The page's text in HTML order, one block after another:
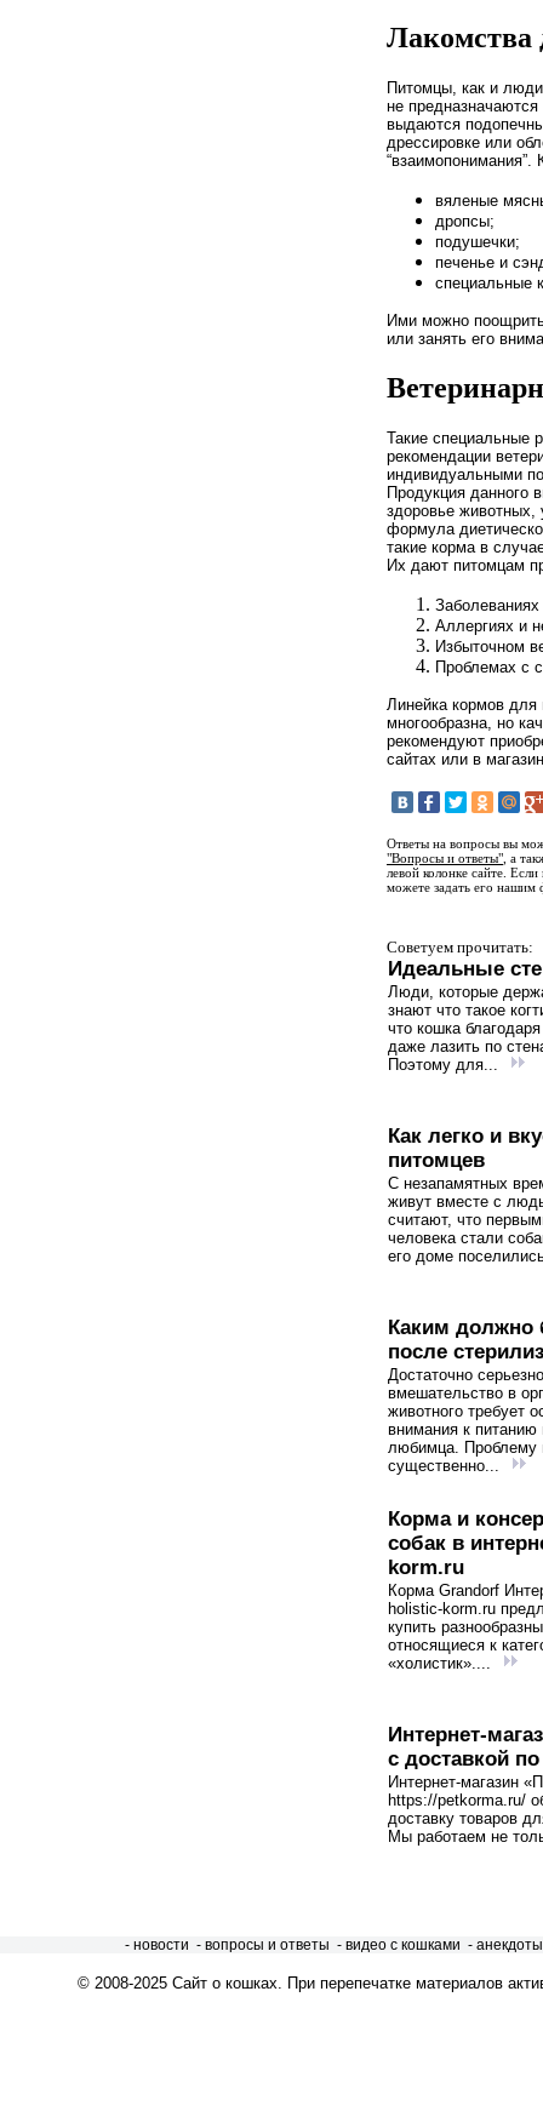
Лакомства
Питомцы, как и
не
выдаются
дрессировке или
“взаимопонимания”.
вяленые
дропсы;
подушечки;
печенье и
специальные
Ими можно
или занять его
Такие специальные
рекомендации
индивидуальными
Продукция данного
здоровье животных,
формула
такие корма в
Их дают питомцам
Аллергиях и
Избыточном
Проблемах с
Линейка кормов для
многообразна, но
рекомендуют
сайтах или в
Ответы на вопросы вы
"Вопросы и ответы" , а
левой колонке сайте.
можете задать его
Советуем прочитать:
Идеальные
Люди, которые
знают что такое
что кошка
даже лазить по
Поэтому для...
Как легко и
питомцев
С незапамятных
живут вместе с
считают, что
человека стали
его доме
Каким должно
после
Достаточно
вмешательство в
животного требует
внимания к питанию
любимца. Проблему
существенно...
Корма и
собак в
korm.ru
Корма Grandorf
holistic-korm.ru
купить
относящиеся к
«холистик»....
Интернет-
с доставкой
Интернет-магазин
https://petkorma.ru/
доставку товаров
Мы работаем не
- новости - вопросы и ответы - видео с кошками -
© 2008-2025 Сайт о кошках. При перепечатке материалов